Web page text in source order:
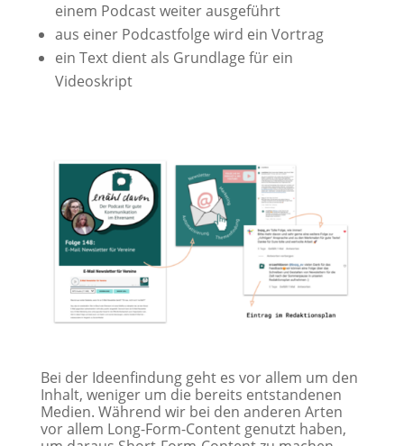
einem Podcast weiter ausgeführt
aus einer Podcastfolge wird ein Vortrag
ein Text dient als Grundlage für ein
Videoskript
Bei der Ideenfindung geht es vor allem um den
Inhalt, weniger um die bereits entstandenen
Medien. Während wir bei den anderen Arten
vor allem Long-Form-Content genutzt haben,